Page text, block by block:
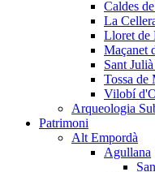
Caldes
La
Lloret de
Maçanet
Sant
Tossa de
Vilobí
Arqueologia
Patrimoni
Alt Empordà
Agullana